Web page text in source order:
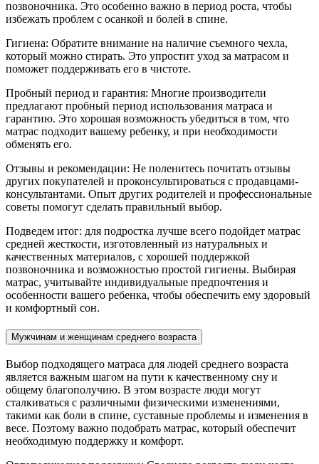
позвоночника. Это особенно важно в период роста, чтобы
избежать проблем с осанкой и болей в спине.
Гигиена: Обратите внимание на наличие съемного чехла,
который можно стирать. Это упростит уход за матрасом и
поможет поддерживать его в чистоте.
Пробный период и гарантия: Многие производители
предлагают пробный период использования матраса и
гарантию. Это хорошая возможность убедиться в том, что
матрас подходит вашему ребенку, и при необходимости
обменять его.
Отзывы и рекомендации: Не поленитесь почитать отзывы
других покупателей и проконсультироваться с продавцами-
консультантами. Опыт других родителей и профессиональные
советы помогут сделать правильный выбор.
Подведем итог: для подростка лучше всего подойдет матрас
средней жесткости, изготовленный из натуральных и
качественных материалов, с хорошей поддержкой
позвоночника и возможностью простой гигиены. Выбирая
матрас, учитывайте индивидуальные предпочтения и
особенности вашего ребенка, чтобы обеспечить ему здоровый
и комфортный сон.
Мужчинам и женщинам среднего возраста
Выбор подходящего матраса для людей среднего возраста
является важным шагом на пути к качественному сну и
общему благополучию. В этом возрасте люди могут
сталкиваться с различными физическими изменениями,
такими как боли в спине, суставные проблемы и изменения в
весе. Поэтому важно подобрать матрас, который обеспечит
необходимую поддержку и комфорт.